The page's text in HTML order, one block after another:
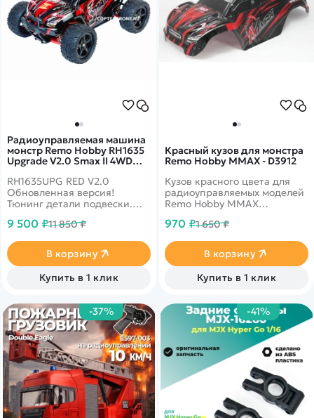
Красный кузов для монстра
Remo Hobby MMAX - D3912
Кузов красного цвета для
радиоуправляемых моделей
Remo Hobby MMAX
970 ₽1 650 ₽
В корзину
Купить в 1 клик
Радиоуправляемая машина
монстр Remo Hobby RH1635
Upgrade V2.0 Smax II 4WD
RED-V2
RH1635UPG RED V2.0
Обновленная версия!
Тюнинг детали подвески.
новой моторамой и
влагозащита - для заездов в
дождь и снег. Скорость до 50
км/ч, полный привод 4wd,
масштаб 1:16
9 500 ₽11 850 ₽
В корзину
Купить в 1 клик
-37% -41%